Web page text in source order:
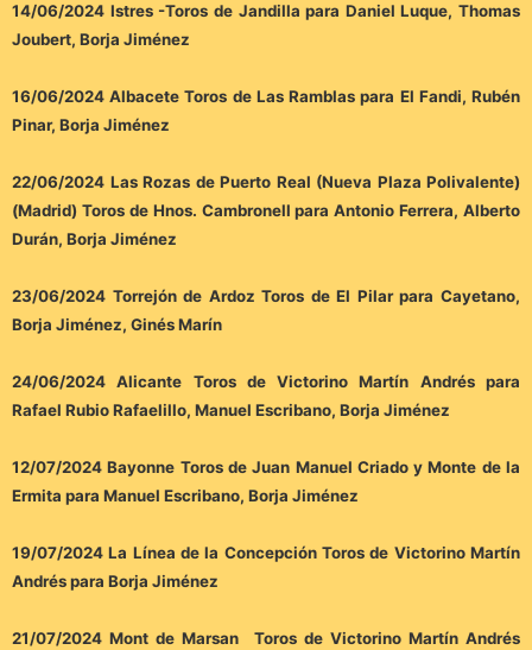
14/06/2024 Istres -Toros de Jandilla para Daniel Luque, Thomas
Joubert, Borja Jiménez
16/06/2024 Albacete Toros de Las Ramblas para El Fandi, Rubén
Pinar, Borja Jiménez
22/06/2024 Las Rozas de Puerto Real (Nueva Plaza Polivalente)
(Madrid) Toros de Hnos. Cambronell para Antonio Ferrera, Alberto
Durán, Borja Jiménez
23/06/2024 Torrejón de Ardoz Toros de El Pilar para Cayetano,
Borja Jiménez, Ginés Marín
24/06/2024 Alicante Toros de Victorino Martín Andrés para
Rafael Rubio Rafaelillo, Manuel Escribano, Borja Jiménez
12/07/2024 Bayonne Toros de Juan Manuel Criado y Monte de la
Ermita para Manuel Escribano, Borja Jiménez
19/07/2024 La Línea de la Concepción Toros de Victorino Martín
Andrés para Borja Jiménez
21/07/2024 Mont de Marsan Toros de Victorino Martín Andrés